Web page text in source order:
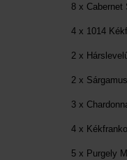
8 x Cabernet
4 x 1014
2 x
2 x
3 x
4 x
5 x Purgely